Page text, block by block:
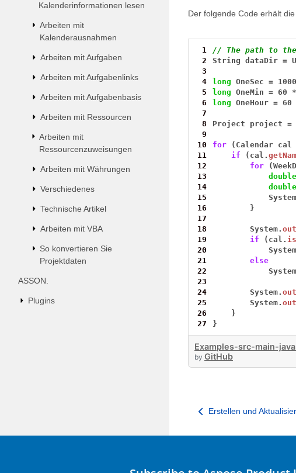
Kalenderinformationen lesen
Arbeiten mit
Kalenderausnahmen
Arbeiten mit Aufgaben
Arbeiten mit Aufgabenlinks
Arbeiten mit Aufgabenbasis
Arbeiten mit Ressourcen
Arbeiten mit
Ressourcenzuweisungen
Arbeiten mit Währungen
Verschiedenes
Technische Artikel
Arbeiten mit VBA
So konvertieren Sie
Projektdaten
ASSON.
Plugins
Der folgende Code erhält
1
// The path to the
2
String dataDir =
3
4
long OneSec =
5
long OneMin = 60 *
6
long OneHour = 60
7
8
Project project =
9
10
for (Calendar cal
11
if (cal.
12
for
13
double
14
double
15
16
}
17
18
System.out
19
if (cal.
20
21
else
22
23
24
System.out
25
System.out
26
}
27
}
Examples-src-main-
by GitHub
Erstellen und